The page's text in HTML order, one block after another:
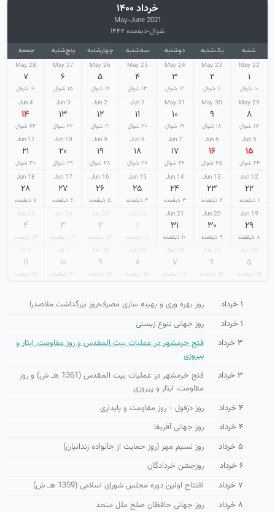
خرداد ۱۴۰۰
May-June 2021
شوال-ذیقعده ۱۴۴۲
شنبه یک‌شنبه دوشنبه سه‌شنبه چهارشنبه پنج‌شنبه جمعه
22 May
۱
۱۰ شوال
23 May
۲
۱۱ شوال
24 May
۳
۱۲ شوال
25 May
۴
۱۳ شوال
26 May
۵
۱۴ شوال
27 May
۶
۱۵ شوال
28 May
۷
۱۶ شوال
29 May
۸
۱۷ شوال
30 May
۹
۱۸ شوال
31 May
۱۰
۱۹ شوال
1 Jun
۱۱
۲۰ شوال
2 Jun
۱۲
۲۱ شوال
3 Jun
۱۳
۲۲ شوال
4 Jun
۱۴
۲۳ شوال
5 Jun
۱۵
۲۴ شوال
6 Jun
۱۶
۲۵ شوال
7 Jun
۱۷
۲۶ شوال
8 Jun
۱۸
۲۷ شوال
9 Jun
۱۹
۲۸ شوال
10 Jun
۲۰
۲۹ شوال
11 Jun
۲۱
۳۰ شوال
12 Jun
۲۲
۱ ذیقعده
13 Jun
۲۳
۲ ذیقعده
14 Jun
۲۴
۳ ذیقعده
15 Jun
۲۵
۴ ذیقعده
16 Jun
۲۶
۵ ذیقعده
17 Jun
۲۷
۶ ذیقعده
18 Jun
۲۸
۷ ذیقعده
19 Jun
۲۹
۸ ذیقعده
20 Jun
۳۰
۹ ذیقعده
21 Jun
۳۱
۱۰ ذیقعده
22 Jun
۱
23 Jun
۲
۱۲ ذیقعده
24 Jun
۳
۱۳ ذیقعده
25 Jun
۴
۱۴ ذیقعده
26 Jun
۵
۱۵ ذیقعده
27 Jun
۶
۱۶ ذیقعده
28 Jun
۷
۱۷ ذیقعده
29 Jun
۸
۱۸ ذیقعده
30 Jun
۹
۱۹ ذیقعده
1 Jul
۱۰
۲۰ ذیقعده
2 Jul
۱۱
۲۱ ذیقعده
۱ خرداد
روز بهره وری و بهینه سازی مصرف؛روز بزرگداشت ملاصدرا
۱ خرداد
روز جهانی تنوع زیستی
۳ خرداد
فتح خرمشهر در عملیات بیت المقدس و روز مقاومت، ایثار و
پیروزی
۳ خرداد
فتح خرمشهر در عملیات بیت المقدس (1361 هـ ش) و روز
مقاومت، ایثار و پیروزی
۴ خرداد
روز دزفول - روز مقاومت و پایداری
۴ خرداد
روز جهانی آفریقا
۵ خرداد
روز نسیم مهر (روز حمایت از خانواده زندانیان)
۶ خرداد
روزجشن خردادگان
۷ خرداد
افتتاح اولین دوره مجلس شورای اسلامی (1359 هـ ش)
۸ خرداد
روز جهانی حافظان صلح ملل متحد